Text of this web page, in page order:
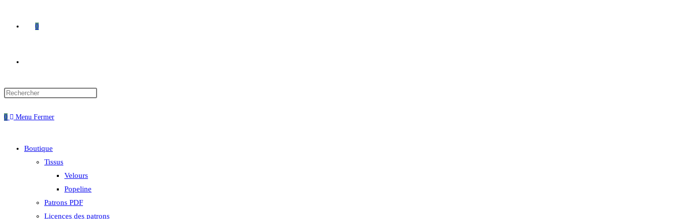
0
website
0 Menu Fermer
Boutique
Tissus
Velours
Popeline
Patrons PDF
Licences des patrons